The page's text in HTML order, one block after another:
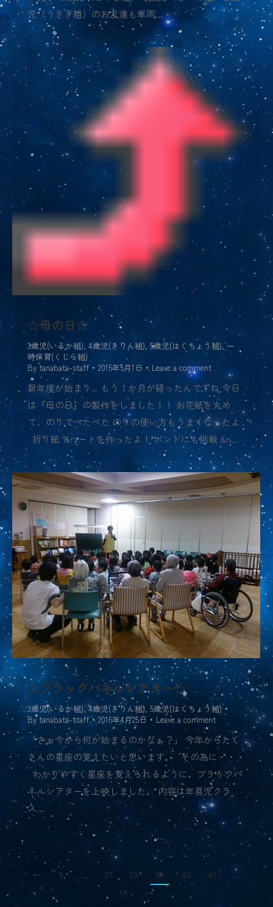
児（うさぎ組）のお友達も車両…
☆母の日☆
3歳児(いるか組), 4歳児(きりん組), 5歳児(はくちょう組),一
時保育(くじら組)
Bytanabata-staff 2015年5月1日 Leave a comment
新年度が始まり、もう１か月が経ったんですね 今日
は『母の日』の製作をしました！！ お花紙を丸め
て、のりでぺたぺた のりの使い方もうまくなったよ
折り紙でハートを作ったよ！ ボンドにも挑戦 &n…
☆ブラックパネルシアター☆
3歳児(いるか組),4歳児(きりん組), 5歳児(はくちょう組)
Bytanabata-staff 2015年4月25日 Leave a comment
「さぁ今から何が始まるのかなぁ？」 今年からたく
さんの星座の覚えたいと思います。 その為に・・・
わかりやすく星座を覚えられるように、ブラックパ
ネルシアターを上映しました。 内容は年長児クラ
ス…
← 1 … 37 38 39 40 41
…
51
→